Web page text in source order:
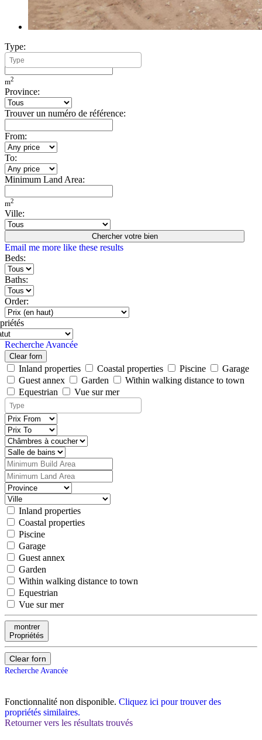
Type:
Minimum Build Area:
m2
Province:
Trouver un numéro de référence:
From:
To:
Minimum Land Area:
m2
Ville:
Chercher votre bien
Email me more like these results
Beds:
Baths:
Order:
Recherche Avancée
Clear forn
Inland properties Coastal properties Piscine
Garage
Guest annex
Garden
Within walking distance to town
Equestrian
Vue sur mer
Inland properties
Coastal properties
Piscine
Garage
Guest annex
Garden
Within walking distance to town
Equestrian
Vue sur mer
montrer
Propriétés
Clear forn
Recherche Avancée
Fonctionnalité non disponible. Cliquez ici pour trouver des
propriétés similaires.
Retourner vers les résultats trouvés